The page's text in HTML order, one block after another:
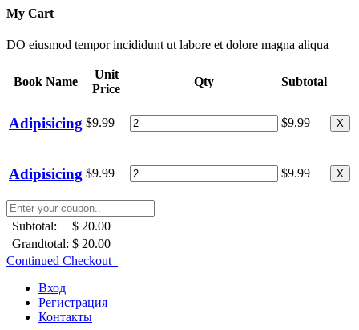
My Cart
DO eiusmod tempor incididunt ut labore et dolore magna aliqua
Book Name
Unit
Price
Qty Subtotal
Adipisicing $9.99 $9.99 X
Adipisicing $9.99 $9.99 X
Subtotal:
$ 20.00
Grandtotal: $ 20.00
Continued Checkout
Вход
Регистрация
Контакты